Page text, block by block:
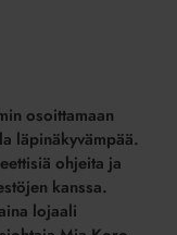
osoittamaan
läpinäkyvämpää.
ohjeita ja
kanssa.
lojaali